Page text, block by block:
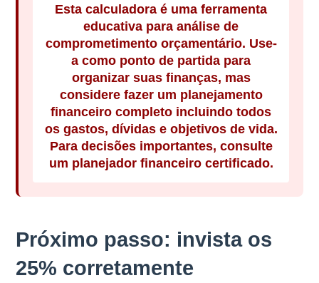
Esta calculadora é uma ferramenta
educativa para análise de
comprometimento orçamentário. Use-
a como ponto de partida para
organizar suas finanças, mas
considere fazer um planejamento
financeiro completo incluindo todos
os gastos, dívidas e objetivos de vida.
Para decisões importantes, consulte
um planejador financeiro certificado.
Próximo passo: invista os
25% corretamente